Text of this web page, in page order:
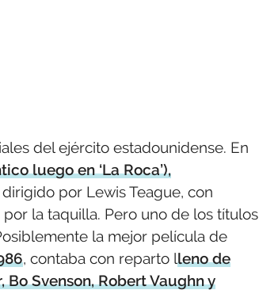
del ejército estadounidense. En
luego en ‘La Roca’),
por Lewis Teague, con
la taquilla. Pero uno de los títulos
la mejor película de
, contaba con reparto lleno de
Svenson, Robert Vaughn y